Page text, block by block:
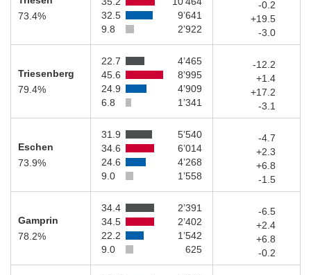
73.4%
32.5
9’641
9.8
2’922
-0.2
+19.5
-3.0
Triesenberg
79.4%
22.7
4’465
45.6
8’995
24.9
4’909
6.8
1’341
-12.2
+1.4
+17.2
-3.1
Eschen
73.9%
31.9
5’540
34.6
6’014
24.6
4’268
9.0
1’558
-4.7
+2.3
+6.8
-1.5
Gamprin
78.2%
34.4
2’391
34.5
2’402
22.2
1’542
9.0
625
-6.5
+2.4
+6.8
-0.2